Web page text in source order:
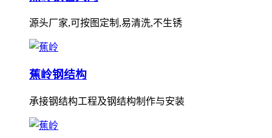
源头厂家,可按图定制,易清洗,不生锈
蕉岭钢结构
承接钢结构工程及钢结构制作与安装